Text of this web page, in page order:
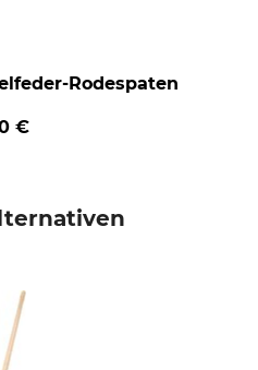
Rodespaten
€